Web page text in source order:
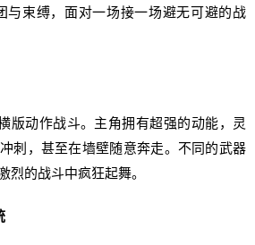
与束缚，面对一场接一场避无可避的战
动作战斗。主角拥有超强的动能，灵
刺，甚至在墙壁随意奔走。不同的武器
烈的战斗中疯狂起舞。